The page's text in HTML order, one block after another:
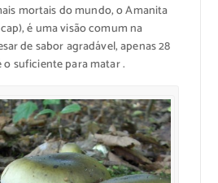
mortais do mundo, o Amanita
é uma visão comum na
de sabor agradável, apenas 28
suficiente para matar .